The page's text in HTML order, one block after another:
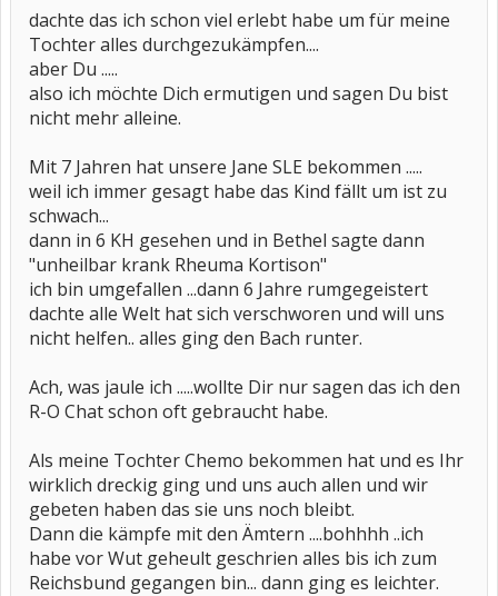
dachte das ich schon viel erlebt habe um für meine
Tochter alles durchgezukämpfen....
aber Du .....
also ich möchte Dich ermutigen und sagen Du bist
nicht mehr alleine.
Mit 7 Jahren hat unsere Jane SLE bekommen .....
weil ich immer gesagt habe das Kind fällt um ist zu
schwach...
dann in 6 KH gesehen und in Bethel sagte dann
"unheilbar krank Rheuma Kortison"
ich bin umgefallen ...dann 6 Jahre rumgegeistert
dachte alle Welt hat sich verschworen und will uns
nicht helfen.. alles ging den Bach runter.
Ach, was jaule ich .....wollte Dir nur sagen das ich den
R-O Chat schon oft gebraucht habe.
Als meine Tochter Chemo bekommen hat und es Ihr
wirklich dreckig ging und uns auch allen und wir
gebeten haben das sie uns noch bleibt.
Dann die kämpfe mit den Ämtern ....bohhhh ..ich
habe vor Wut geheult geschrien alles bis ich zum
Reichsbund gegangen bin... dann ging es leichter.